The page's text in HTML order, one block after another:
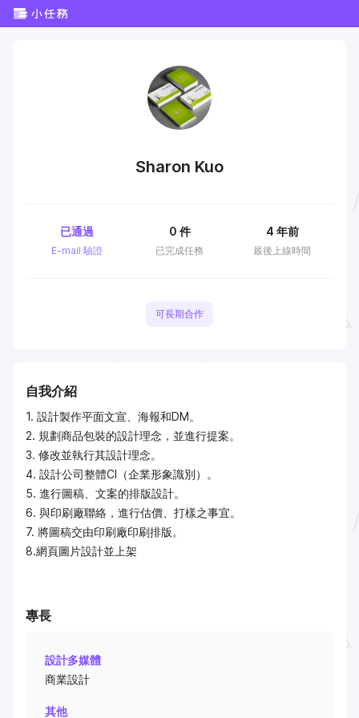
Sharon Kuo
E-mail 驗證
已通過
已完成任務
0 件
最後上線時間
4 年前
可長期合作
自我介紹
1. 設計製作平面文宣、海報和DM。
2. 規劃商品包裝的設計理念，並進行提案。
3. 修改並執行其設計理念。
4. 設計公司整體CI（企業形象識別）。
5. 進行圖稿、文案的排版設計。
6. 與印刷廠聯絡，進行估價、打樣之事宜。
7. 將圖稿交由印刷廠印刷排版。
8.網頁圖片設計並上架
專長
設計多媒體
商業設計
其他